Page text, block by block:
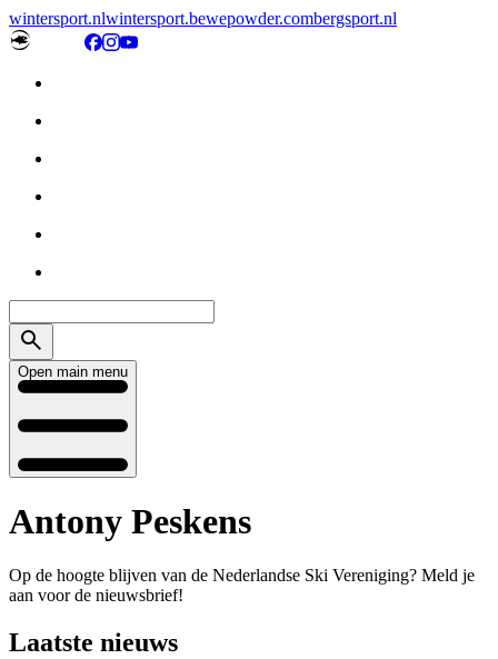
wintersport.nlwintersport.bewepowder.combergsport.nl
Open main menu
Antony Peskens
Op de hoogte blijven van de Nederlandse Ski Vereniging? Meld je
aan voor de nieuwsbrief!
Laatste nieuws